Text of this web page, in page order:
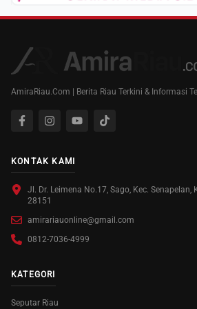
AmiraRiau.Com | Berita Riau Terkini & Informasi
KONTAK KAMI
Jl. Dr. Leimena No.17, Sago, Kec. Senapelan,
28151
amirariauonline@gmail.com
0812-7036-4999
KATEGORI
Seputar Riau